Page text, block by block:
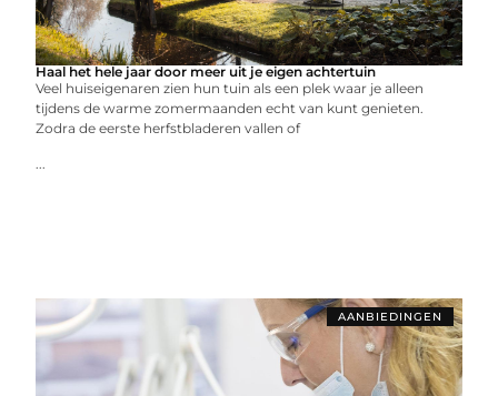
Haal het hele jaar door meer uit je eigen achtertuin
Veel huiseigenaren zien hun tuin als een plek waar je alleen
tijdens de warme zomermaanden echt van kunt genieten.
Zodra de eerste herfstbladeren vallen of
...
AANBIEDINGEN